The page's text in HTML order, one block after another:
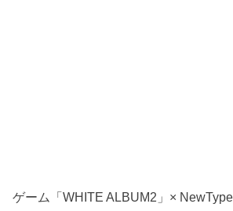
ゲーム「WHITE ALBUM2」×